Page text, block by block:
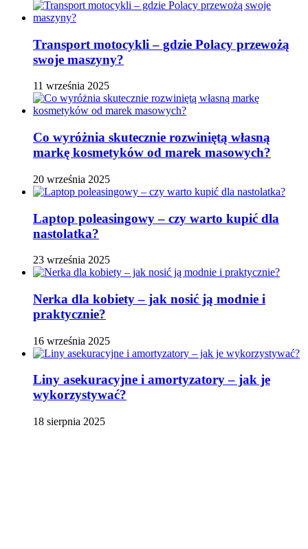
Transport motocykli – gdzie Polacy przewożą
swoje maszyny?
11 września 2025
Co wyróżnia skutecznie rozwiniętą własną
markę kosmetyków od marek masowych?
20 września 2025
Laptop poleasingowy – czy warto kupić dla
nastolatka?
23 września 2025
Nerka dla kobiety – jak nosić ją modnie i
praktycznie?
16 września 2025
Liny asekuracyjne i amortyzatory – jak je
wykorzystywać?
18 sierpnia 2025